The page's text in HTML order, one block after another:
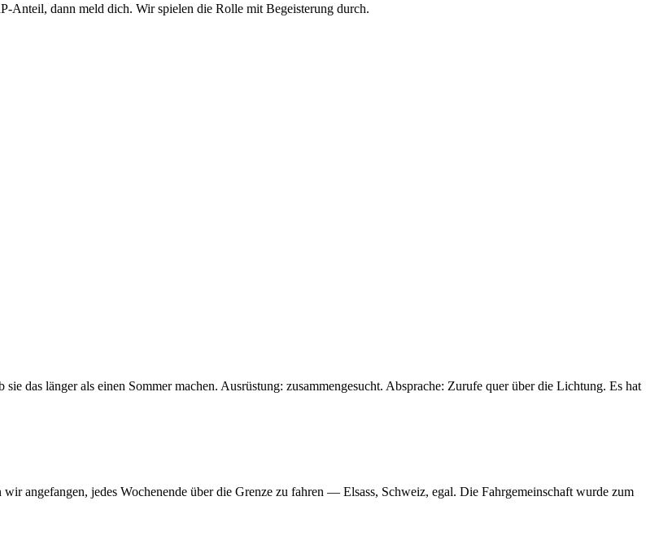
Anteil, dann meld dich. Wir spielen die Rolle mit Begeisterung durch.
das länger als einen Sommer machen. Ausrüstung: zusammengesucht. Absprache: Zurufe quer über die Lichtung. Es hat
angefangen, jedes Wochenende über die Grenze zu fahren — Elsass, Schweiz, egal. Die Fahrgemeinschaft wurde zum